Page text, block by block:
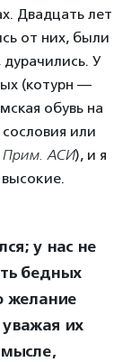
Двадцать лет
от них, были
У
(котурн —
обувь на
или
Прим. АСИ), и я
у нас не
бедных
желание
их